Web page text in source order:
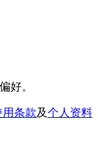
好。
用条款及个人资料